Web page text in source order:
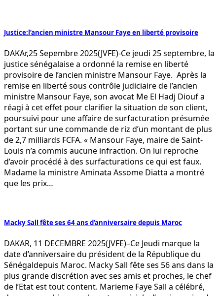
Justice:l’ancien ministre Mansour Faye en liberté provisoire
DAKAr,25 Sepembre 2025(JVFE)-Ce jeudi 25 septembre, la
justice sénégalaise a ordonné la remise en liberté
provisoire de l’ancien ministre Mansour Faye. Après la
remise en liberté sous contrôle judiciaire de l’ancien
ministre Mansour Faye, son avocat Me El Hadj Diouf a
réagi à cet effet pour clarifier la situation de son client,
poursuivi pour une affaire de surfacturation présumée
portant sur une commande de riz d’un montant de plus
de 2,7 milliards FCFA. « Mansour Faye, maire de Saint-
Louis n’a commis aucune infraction. On lui reproche
d’avoir procédé à des surfacturations ce qui est faux.
Madame la ministre Aminata Assome Diatta a montré
que les prix…
Macky Sall fête ses 64 ans d’anniversaire depuis Maroc
DAKAR, 11 DECEMBRE 2025(JVFE)–Ce Jeudi marque la
date d’anniversaire du président de la République du
Sénégaldepuis Maroc. Macky Sall fête ses 56 ans dans la
plus grande discrétion avec ses amis et proches, le chef
de l’Etat est tout content. Marieme Faye Sall a célébré,